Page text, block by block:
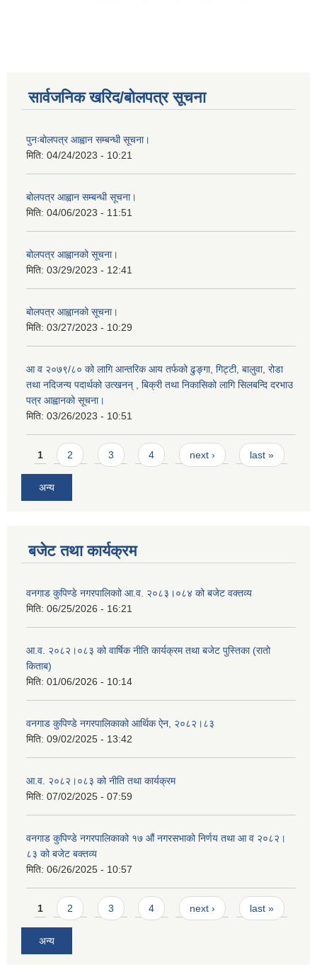
सार्वजनिक खरिद/बोलपत्र सूचना
पुनःबोलपत्र आह्वान सम्बन्धी सूचना।
मिति: 04/24/2023 - 10:21
बोलपत्र आह्वान सम्बन्धी सूचना।
मिति: 04/06/2023 - 11:51
बोलपत्र आह्वानको सूचना।
मिति: 03/29/2023 - 12:41
बोलपत्र आह्वानको सूचना।
मिति: 03/27/2023 - 10:29
आ व २०७९/८० को लागि आन्तरिक आय तर्फको ढुङ्गा, गिट्टी, बालुवा, रोडा
तथा नदिजन्य पदार्थको उत्खनन् , बिक्री तथा निकासिको लागि सिलबन्दि दरभाउ
पत्र आह्वानको सूचना।
मिति: 03/26/2023 - 10:51
Pages
1 2 3 4 next › last »
अन्य
बजेट तथा कार्यक्रम
वनगाड कुपिण्डे नगरपालिकाो आ.व. २०८३।०८४ को बजेट वक्तव्य
मिति: 06/25/2026 - 16:21
आ.व. २०८२।०८३ को वार्षिक नीति कार्यक्रम तथा बजेट पुस्तिका (रातो
किताब)
मिति: 01/06/2026 - 10:14
वनगाड कुपिण्डे नगरपालिकाको आर्थिक ऐन, २०८२।८३
मिति: 09/02/2025 - 13:42
आ.व. २०८२।०८३ को नीति तथा कार्यक्रम
मिति: 07/02/2025 - 07:59
वनगाड कुपिण्डे नगरपालिकाको १७ ‍औं नगरसभाको निर्णय तथा आ व २०८२।
८३ को बजेट बक्तव्य
मिति: 06/26/2025 - 10:57
Pages
1 2 3 4 next › last »
अन्य